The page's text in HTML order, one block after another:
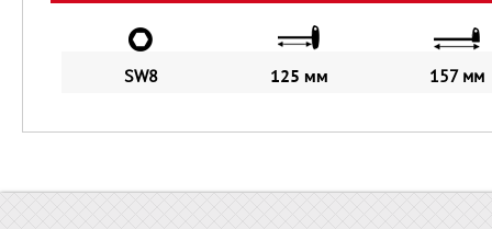
SW8 125 мм 157 мм